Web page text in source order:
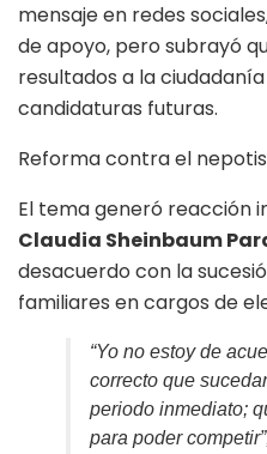
mensaje en redes
de apoyo, pero subrayó
resultados a la
candidaturas futuras.
Reforma contra el
El tema generó reacción
Claudia Sheinbaum
desacuerdo con la
familiares en cargos de
“Yo no estoy de
correcto que
periodo inmediato;
para poder